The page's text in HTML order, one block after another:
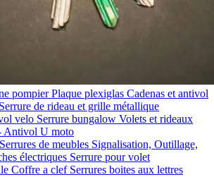
pompierPlaque plexiglas Cadenas et antivol
Serrure de rideau et grille métallique
velo Serrure bungalow Volets et rideaux
Antivol U moto
de meubles Signalisation, Outillage,
électriques Serrure pour volet
Coffre a clef Serrures boites aux lettres